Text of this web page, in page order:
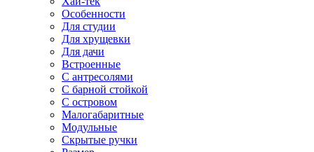
Особенности
Для студии
Для хрущевки
Для дачи
Встроенные
С антресолями
С барной стойкой
С островом
Малогабаритные
Модульные
Скрытые ручки